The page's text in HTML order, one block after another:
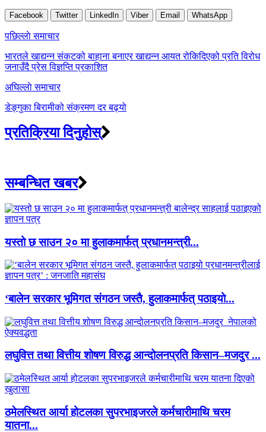
Facebook Twitter LinkedIn Viber Email WhatsApp
Post
navigation
पछिल्लाे समाचार
भारतले खाद्यन्न संकटको बाहाना बनाएर खाद्यन्न आयत रोकिदिएको प्रति विरोध
जनाउँदै प्रेस विज्ञप्ति प्रकाशित
अघिल्लाे समाचार
डेङ्गुका बिरामीको संक्रमण दर बढ्यो
प्रतिक्रिया दिनुहोस्
सम्बन्धित खबर
यस्तो छ साउन २० मा हुलाकमार्फत् प्रधानमन्त्री...
‘बालेन सरकार भूमिगत संगठन जस्तै, हुलाकमार्फत् पठाइयो...
लघुवित्त तथा वित्तीय शोषण विरुद्ध आन्दोलनप्रति किसान–मजदुर ...
ठमेलस्थित आर्या होटलका सुपरभाइजरले कर्मचारीमाथि चरम
यातना...